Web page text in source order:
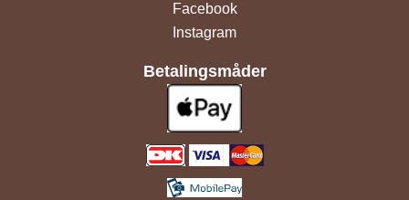
Facebook
Instagram
Betalingsmåder